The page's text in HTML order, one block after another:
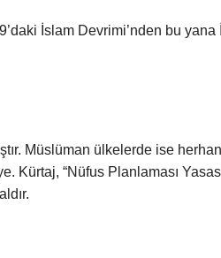
İslam Devrimi’nden bu yana
Müslüman ülkelerde ise
Kürtaj, “Nüfus Planlaması